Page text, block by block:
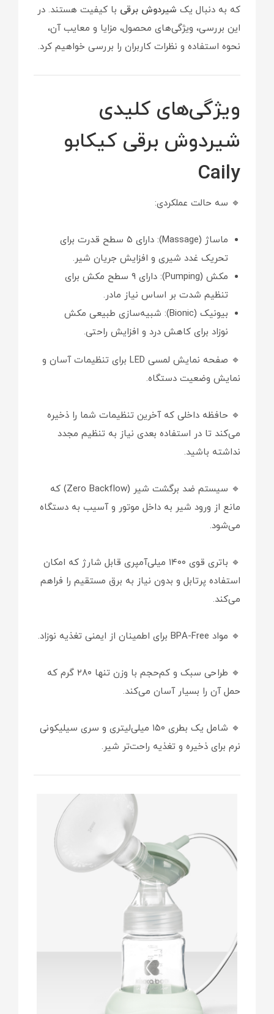
که به دنبال یک شیردوش برقی با کیفیت هستند. در
این بررسی، ویژگی‌های محصول، مزایا و معایب آن،
نحوه استفاده و نظرات کاربران را بررسی خواهیم کرد.
ویژگی‌های کلیدی
شیردوش برقی کیکابو
Caily
🔹 سه حالت عملکردی:
ماساژ (Massage): دارای ۵ سطح قدرت برای
تحریک غدد شیری و افزایش جریان شیر.
مکش (Pumping): دارای ۹ سطح مکش برای
تنظیم شدت بر اساس نیاز مادر.
بیونیک (Bionic): شبیه‌سازی طبیعی مکش
نوزاد برای کاهش درد و افزایش راحتی.
🔹 صفحه نمایش لمسی LED برای تنظیمات آسان و
نمایش وضعیت دستگاه.
🔹 حافظه داخلی که آخرین تنظیمات شما را ذخیره
می‌کند تا در استفاده بعدی نیاز به تنظیم مجدد
نداشته باشید.
🔹 سیستم ضد برگشت شیر (Zero Backflow) که
مانع از ورود شیر به داخل موتور و آسیب به دستگاه
می‌شود.
🔹 باتری قوی ۱۴۰۰ میلی‌آمپری قابل شارژ که امکان
استفاده پرتابل و بدون نیاز به برق مستقیم را فراهم
می‌کند.
🔹 مواد BPA-Free برای اطمینان از ایمنی تغذیه نوزاد.
🔹 طراحی سبک و کم‌حجم با وزن تنها ۲۸۰ گرم که
حمل آن را بسیار آسان می‌کند.
🔹 شامل یک بطری ۱۵۰ میلی‌لیتری و سری سیلیکونی
نرم برای ذخیره و تغذیه راحت‌تر شیر.